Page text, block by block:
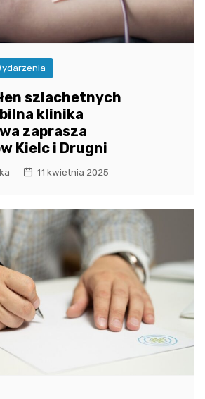
szlachetnych
klinika
zaprasza
Kielc i Drugni
11 kwietnia 2025